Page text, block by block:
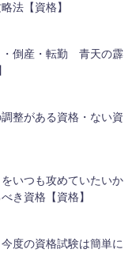
法【資格】
・倒産・転勤 青天の霹
整がある資格・ない資
いつも攻めていたいか
き資格【資格】
度の資格試験は簡単に